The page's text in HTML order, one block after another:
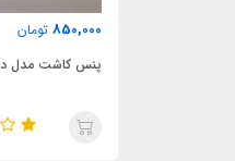
850,000 تومان
پنس کاشت مدل